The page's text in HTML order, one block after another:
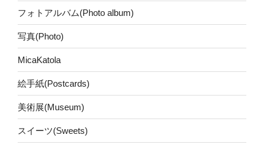
フォトアルバム(Photo album)
写真(Photo)
MicaKatola
絵手紙(Postcards)
美術展(Museum)
スイーツ(Sweets)